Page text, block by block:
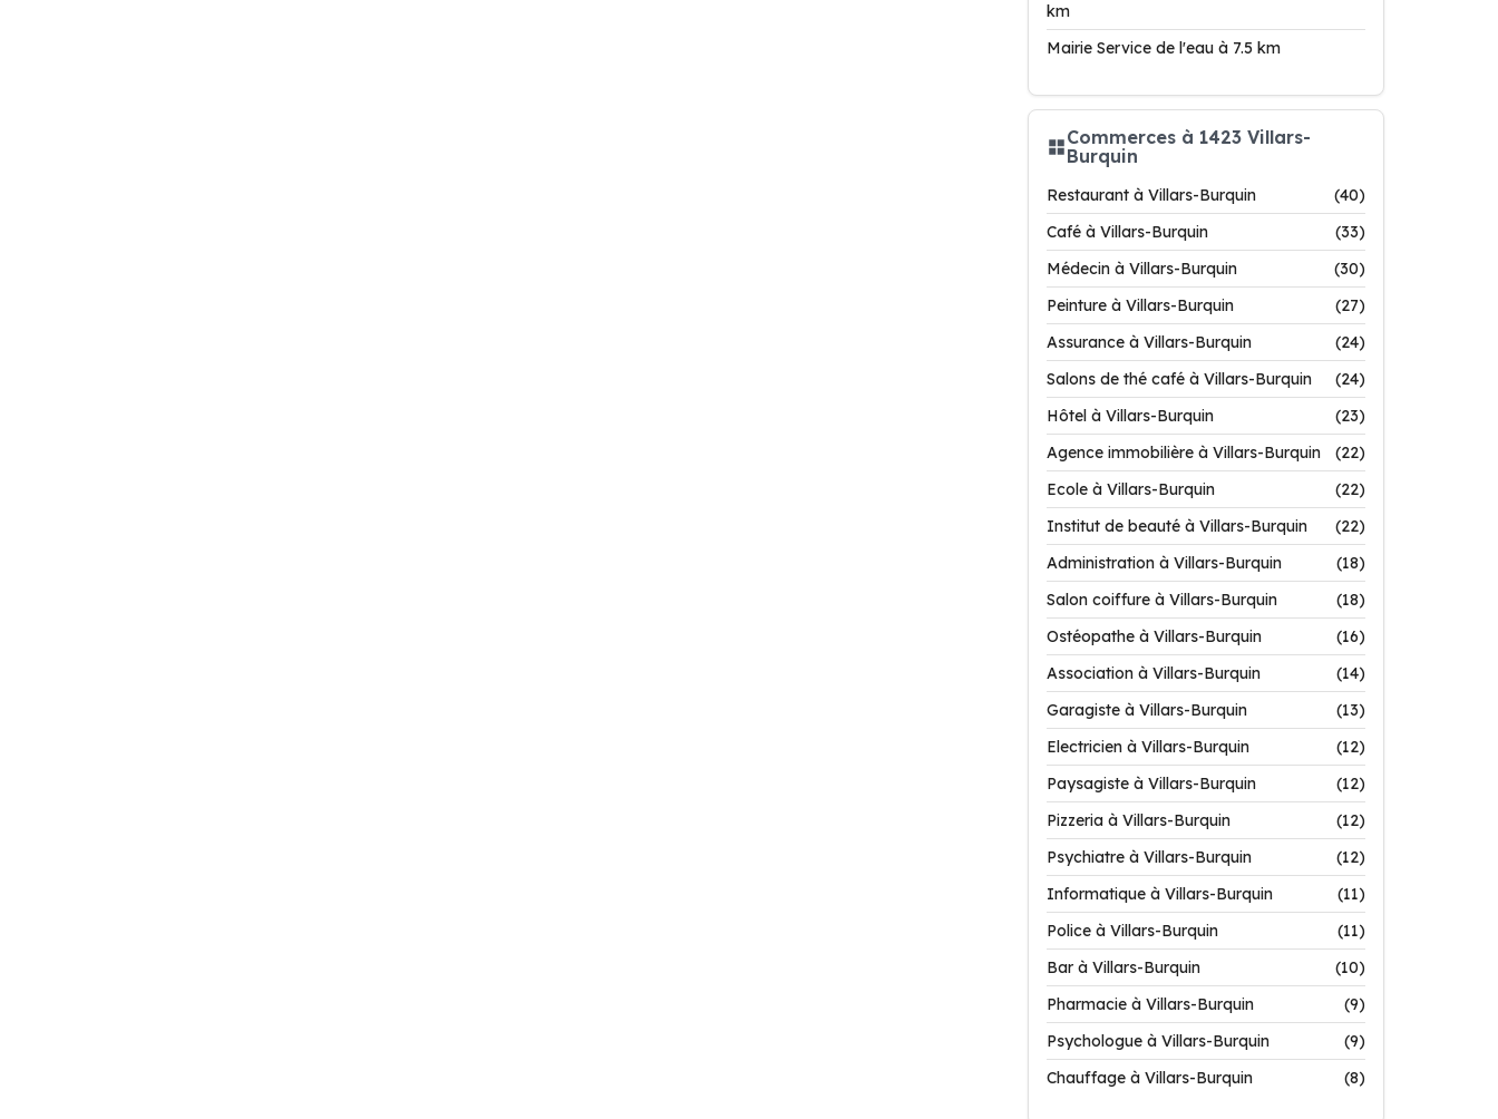
km
Mairie Service de l'eau à 7.5 km
Commerces à 1423 Villars-
Burquin
Restaurant à Villars-Burquin
(40)
Café à Villars-Burquin
(33)
Médecin à Villars-Burquin
(30)
Peinture à Villars-Burquin
(27)
Assurance à Villars-Burquin
(24)
Salons de thé café à Villars-Burquin
(24)
Hôtel à Villars-Burquin
(23)
Agence immobilière à Villars-Burquin
(22)
Ecole à Villars-Burquin
(22)
Institut de beauté à Villars-Burquin
(22)
Administration à Villars-Burquin
(18)
Salon coiffure à Villars-Burquin
(18)
Ostéopathe à Villars-Burquin
(16)
Association à Villars-Burquin
(14)
Garagiste à Villars-Burquin
(13)
Electricien à Villars-Burquin
(12)
Paysagiste à Villars-Burquin
(12)
Pizzeria à Villars-Burquin
(12)
Psychiatre à Villars-Burquin
(12)
Informatique à Villars-Burquin
(11)
Police à Villars-Burquin
(11)
Bar à Villars-Burquin
(10)
Pharmacie à Villars-Burquin
(9)
Psychologue à Villars-Burquin
(9)
Chauffage à Villars-Burquin
(8)